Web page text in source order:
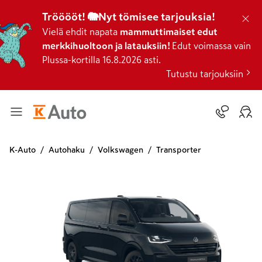
Trööööt! 🐘Nyt tömisee tarjouksia!
Vielä ehdit napata mammuttimaiset edut
merkkihuoltoon ja latauksiin! Edut voimassa vain
Plussa-kortilla 16.8.2026 asti.
Tutustu tarjouksiin
K-Auto Autohaku Volkswagen Transporter